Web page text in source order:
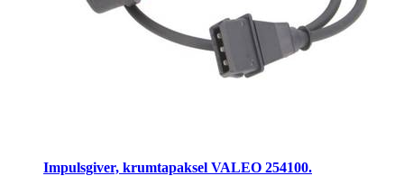
Impulsgiver, krumtapaksel VALEO 254100.